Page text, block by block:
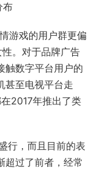
布
游戏的用户群更偏
。对于品牌广告
触数字平台用户的
甚至电视平台走
2017年推出了类
行，而且目前的表
超过了前者，经常